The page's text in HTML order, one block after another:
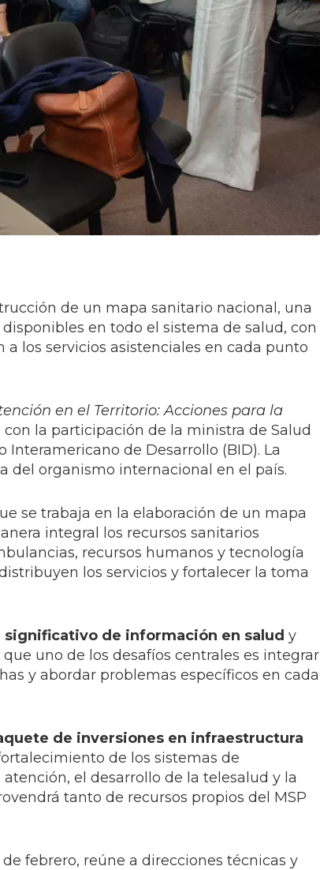
de un mapa sanitario nacional, una
en todo el sistema de salud, con
los servicios asistenciales en cada punto
en el Territorio: Acciones para la
con la participación de la ministra de Salud
de Desarrollo (BID). La
del organismo internacional en el país.
se trabaja en la elaboración de un mapa
integral los recursos sanitarios
recursos humanos y tecnología
los servicios y fortalecer la toma
significativo de información en salud y
uno de los desafíos centrales es integrar
y abordar problemas específicos en cada
de inversiones en infraestructura
de los sistemas de
el desarrollo de la telesalud y la
tanto de recursos propios del MSP
febrero, reúne a direcciones técnicas y